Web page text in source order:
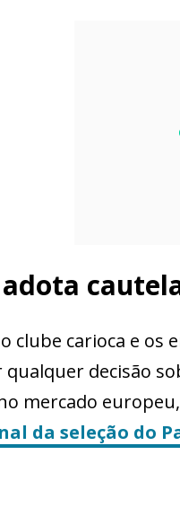
clube carioca e os
decisão
mercado europeu,
da seleção do